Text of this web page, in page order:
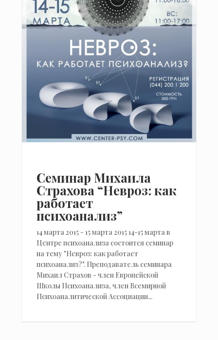
Семинар Михаила
Страхова “Невроз: как
работает
психоанализ”
14 марта 2015 - 15 марта 2015 14-15 марта в
Центре психоанализа состоится семинар
на тему "Невроз: как работает
психоанализ?". Преподаватель семинара
Михаил Страхов - член Европейской
Школы Психоанализа, член Всемирной
Психоаналитической Ассоциации...